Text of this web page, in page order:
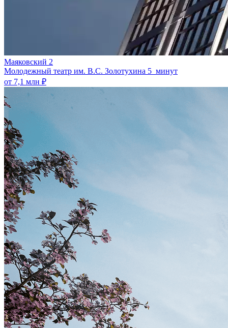
Маяковский 2
Молодежный театр им. В.С. Золотухина 5 минут
от 7,1 млн ₽